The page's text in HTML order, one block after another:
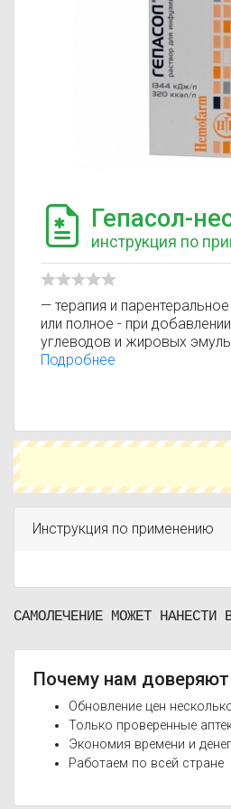
Гепасол-
инструкция по
— терапия и
или полное - при
углеводов и жировых
функции печени (печеночной
Подробнее
Инструкция по применению
САМОЛЕЧЕНИЕ МОЖЕТ НАНЕСТИ
Почему нам доверяют
Обновление цен
Только проверенные
Экономия времени и денег
Работаем по всей стране